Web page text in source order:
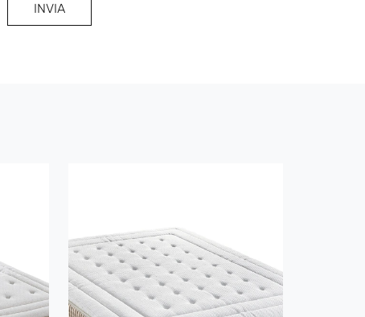
INVIA